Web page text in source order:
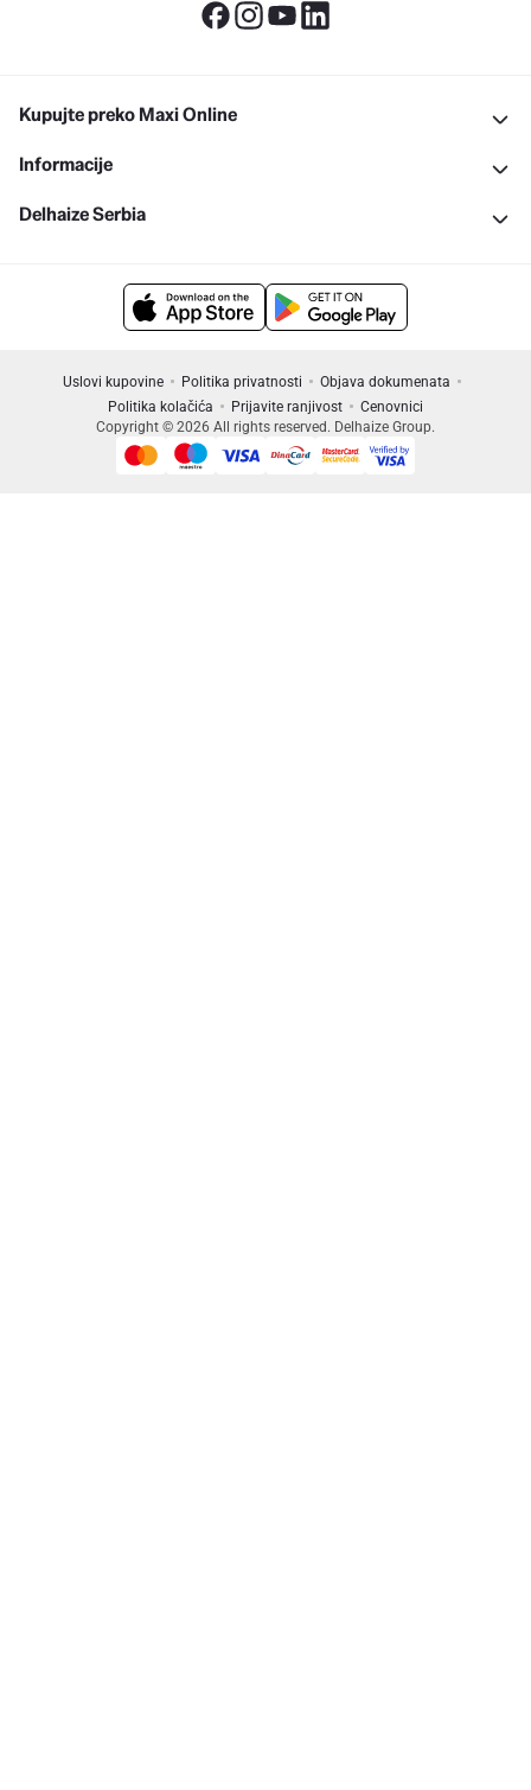
Kupujte preko Maxi Online
Informacije
Delhaize Serbia
Uslovi kupovine Politika privatnosti
Objava dokumenata
Politika kolačića
Prijavite ranjivost
Cenovnici
Copyright © 2026 All rights reserved. Delhaize Group.